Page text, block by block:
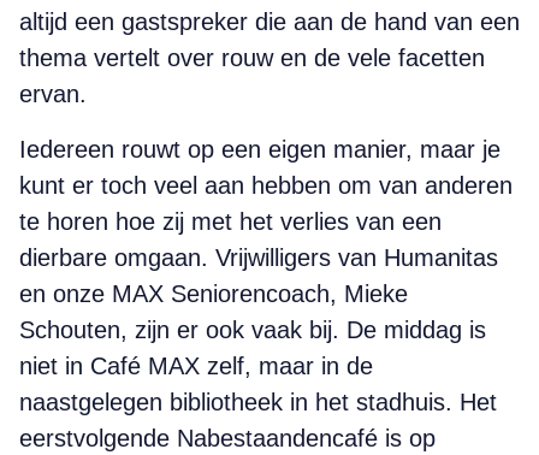
altijd een gastspreker die aan de hand van een
thema vertelt over rouw en de vele facetten
ervan.
Iedereen rouwt op een eigen manier, maar je
kunt er toch veel aan hebben om van anderen
te horen hoe zij met het verlies van een
dierbare omgaan. Vrijwilligers van Humanitas
en onze MAX Seniorencoach, Mieke
Schouten, zijn er ook vaak bij. De middag is
niet in Café MAX zelf, maar in de
naastgelegen bibliotheek in het stadhuis. Het
eerstvolgende Nabestaandencafé is op